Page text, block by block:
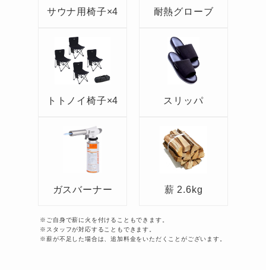
サウナ用椅子×4 耐熱グローブ
トトノイ椅子×4 スリッパ
ガスバーナー 薪 2.6kg
※ご自身で薪に火を付けることもできます。
※スタッフが対応することもできます。
※薪が不足した場合は、追加料金をいただくことがございます。